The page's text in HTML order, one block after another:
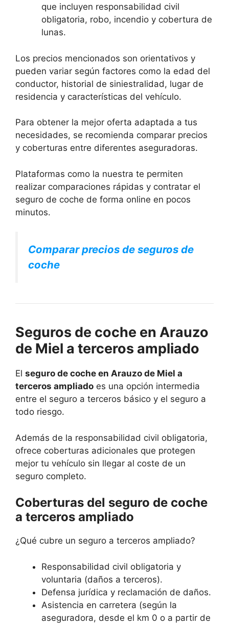
que incluyen responsabilidad civil
obligatoria, robo, incendio y cobertura de
lunas.
Los precios mencionados son orientativos y
pueden variar según factores como la edad del
conductor, historial de siniestralidad, lugar de
residencia y características del vehículo.
Para obtener la mejor oferta adaptada a tus
necesidades, se recomienda comparar precios
y coberturas entre diferentes aseguradoras.
Plataformas como la nuestra te permiten
realizar comparaciones rápidas y contratar el
seguro de coche de forma online en pocos
minutos.
Comparar precios de seguros de
coche
Seguros de coche en Arauzo
de Miel a terceros ampliado
El seguro de coche en Arauzo de Miel a
terceros ampliado es una opción intermedia
entre el seguro a terceros básico y el seguro a
todo riesgo.
Además de la responsabilidad civil obligatoria,
ofrece coberturas adicionales que protegen
mejor tu vehículo sin llegar al coste de un
seguro completo.
Coberturas del seguro de coche
a terceros ampliado
¿Qué cubre un seguro a terceros ampliado?
Responsabilidad civil obligatoria y
voluntaria (daños a terceros).
Defensa jurídica y reclamación de daños.
Asistencia en carretera (según la
aseguradora, desde el km 0 o a partir de